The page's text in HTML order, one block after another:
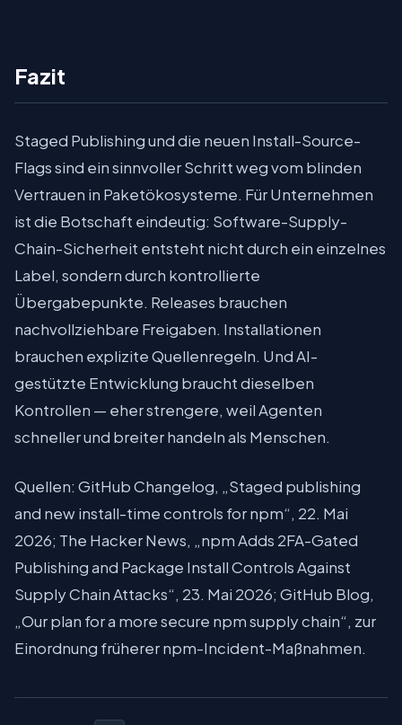
Fazit
Staged Publishing und die neuen Install-Source-
Flags sind ein sinnvoller Schritt weg vom blinden
Vertrauen in Paketökosysteme. Für Unternehmen
ist die Botschaft eindeutig: Software-Supply-
Chain-Sicherheit entsteht nicht durch ein einzelnes
Label, sondern durch kontrollierte
Übergabepunkte. Releases brauchen
nachvollziehbare Freigaben. Installationen
brauchen explizite Quellenregeln. Und AI-
gestützte Entwicklung braucht dieselben
Kontrollen — eher strengere, weil Agenten
schneller und breiter handeln als Menschen.
Quellen: GitHub Changelog, „Staged publishing
and new install-time controls for npm“, 22. Mai
2026; The Hacker News, „npm Adds 2FA-Gated
Publishing and Package Install Controls Against
Supply Chain Attacks“, 23. Mai 2026; GitHub Blog,
„Our plan for a more secure npm supply chain“, zur
Einordnung früherer npm-Incident-Maßnahmen.